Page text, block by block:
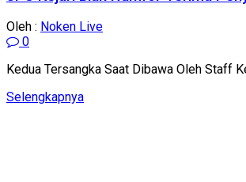
Oleh : Noken Live
0
Kedua Tersangka Saat Dibawa Oleh Staff
SelengkapnyaDetails